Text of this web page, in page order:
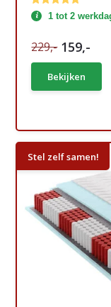
1 tot 2
229,- 159,-
Bekijken
Stel zelf samen!